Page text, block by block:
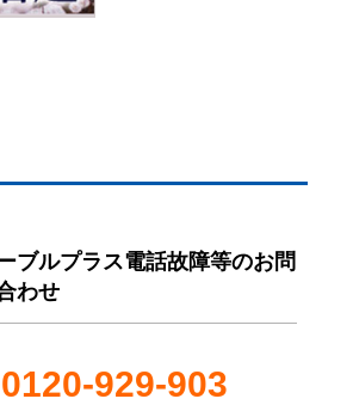
ブルプラス電話故障等のお問
わせ
0120-929-903